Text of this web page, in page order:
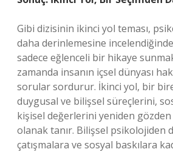
Gibi dizisinin ikinci yol teması,
daha derinlemesine
sadece eğlenceli bir hikaye
zamanda insanın içsel dünyası
sorular sordurur. İkinci yol, bir
duygusal ve bilişsel süreçlerini,
kişisel değerlerini yeniden
olanak tanır. Bilişsel psikolojiden
çatışmalara ve sosyal baskılara